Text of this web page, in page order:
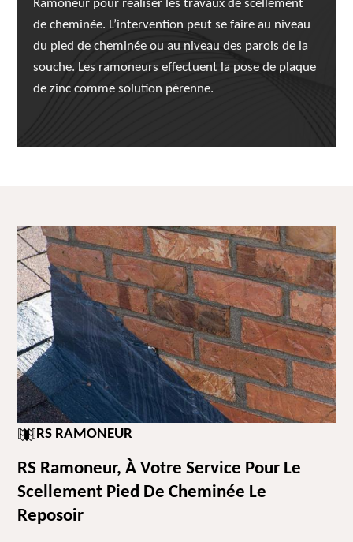
Ramoneur pour réaliser les travaux de scellement
de cheminée. L’intervention peut se faire au niveau
du pied de cheminée ou au niveau des parois de la
souche. Les ramoneurs effectuent la pose de plaque
de zinc comme solution pérenne.
RS RAMONEUR
RS Ramoneur, À Votre Service Pour Le
Scellement Pied De Cheminée Le
Reposoir